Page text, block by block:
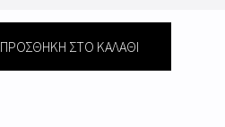
ΠΡΟΣΘΉΚΗ ΣΤΟ ΚΑΛΆΘΙ